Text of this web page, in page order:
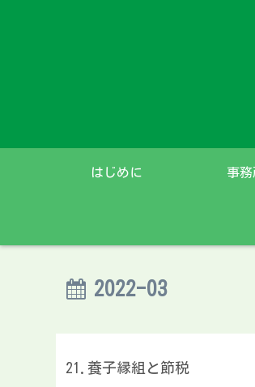
はじめに 事
2022-03
21.養子縁組と節税